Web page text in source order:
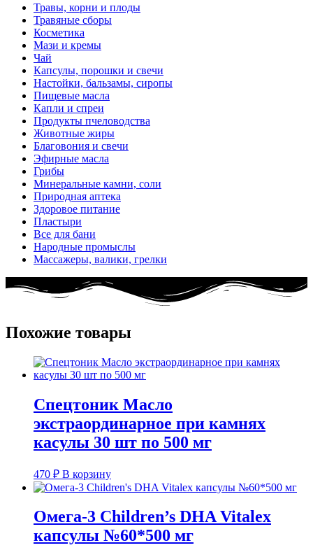
(90таб
Травы, корни и плоды
Травяные сборы
Косметика
Мази и кремы
Чай
Капсулы, порошки и свечи
Настойки, бальзамы, сиропы
Пищевые масла
Капли и спреи
Продукты пчеловодства
Животные жиры
Благовония и свечи
Эфирные масла
Грибы
Минеральные камни, соли
Природная аптека
Здоровое питание
Пластыри
Все для бани
Народные промыслы
Массажеры, валики, грелки​
Похожие товары
Спецтоник Масло
экстраординарное при камнях
касулы 30 шт по 500 мг
470 ₽ В корзину
Омега-3 Children’s DHA Vitalex
капсулы №60*500 мг